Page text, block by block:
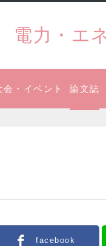
電力・エ
会・イベント 論文誌
facebook